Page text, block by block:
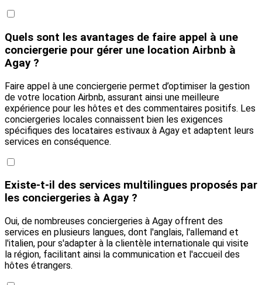
Quels sont les avantages de faire appel à une
conciergerie pour gérer une location Airbnb à
Agay ?
Faire appel à une conciergerie permet d’optimiser la gestion
de votre location Airbnb, assurant ainsi une meilleure
expérience pour les hôtes et des commentaires positifs. Les
conciergeries locales connaissent bien les exigences
spécifiques des locataires estivaux à Agay et adaptent leurs
services en conséquence.
Existe-t-il des services multilingues proposés par
les conciergeries à Agay ?
Oui, de nombreuses conciergeries à Agay offrent des
services en plusieurs langues, dont l'anglais, l'allemand et
l'italien, pour s'adapter à la clientèle internationale qui visite
la région, facilitant ainsi la communication et l'accueil des
hôtes étrangers.